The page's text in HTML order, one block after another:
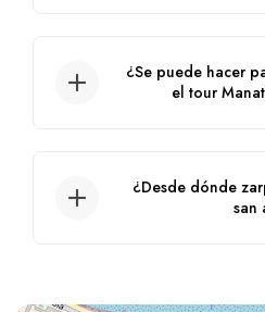
¿Se puede hacer
el tour
¿Desde dónde
san